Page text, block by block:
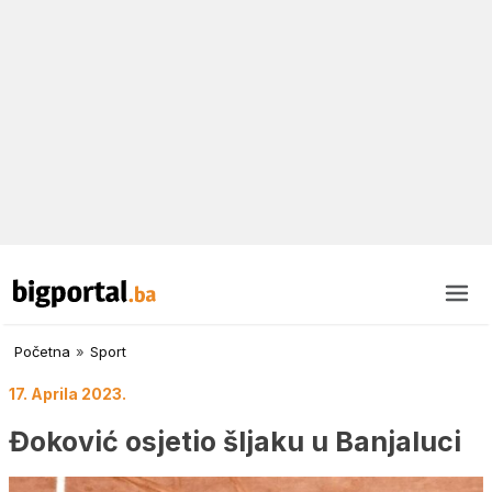
Početna » Sport
17. Aprila 2023.
Đoković osjetio šljaku u Banjaluci